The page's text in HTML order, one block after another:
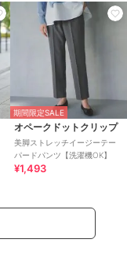
期間限定SALE
オペークドットクリップ
美脚ストレッチイージーテー
パードパンツ【洗濯機OK】
¥1,493